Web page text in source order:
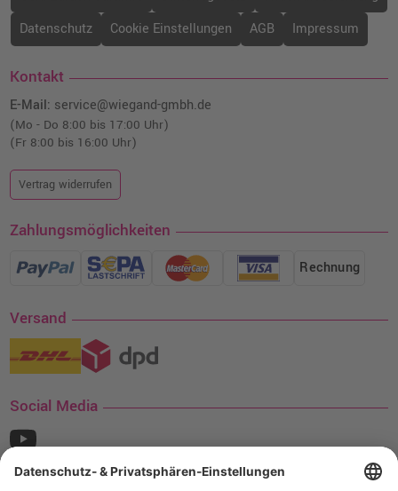
Datenschutz
Cookie Einstellungen AGB Impressum
Kontakt
E-Mail: service@wiegand-gmbh.de
(Mo - Do 8:00 bis 17:00 Uhr)
(Fr 8:00 bis 16:00 Uhr)
Vertrag widerrufen
Zahlungsmöglichkeiten
Rechnung
Versand
Social Media
¹ Nur gültig für den Versand innerhalb Deutschlands. Befindet sich ein Warenwert